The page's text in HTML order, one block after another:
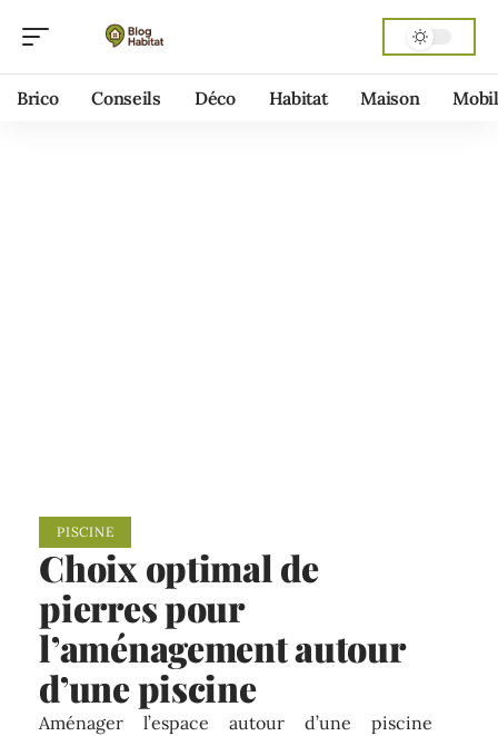
Brico Conseils Déco Habitat Maison
PISCINE
Choix optimal de
pierres pour
l’aménagement autour
d’une piscine
Aménager l’espace autour d’une piscine